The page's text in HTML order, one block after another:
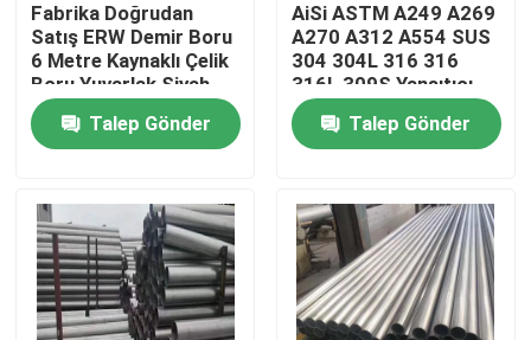
Ana sayfa
Ürünler
VİDEOLAR
Fabrika Doğrudan
Satış ERW Demir Boru
6 Metre Kaynaklı Çelik
Boru Yuvarlak Siyah
Karbon Çelik Boru
Talep Gönder
AiSi ASTM A249 A269
A270 A312 A554 SUS
304 304L 316 316
316L 309S Yansıtıcı
cilalı kare yuvarlak
kaynaklı paslanmaz
çelik boru borusu
Talep Gönder